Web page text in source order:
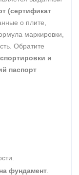
(сертификат
о плите,
маркировки,
Обратите
и
паспорт
фундамент